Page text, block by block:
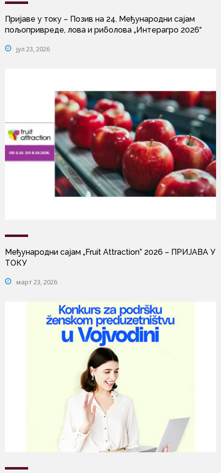
Пријаве у току – Позив на 24. Међународни сајам
пољопривреде, лова и риболова „Интерагро 2026“
јул 23, 2026
Међународни сајам „Fruit Attraction” 2026 – ПРИЈАВА У
ТОКУ
март 23, 2026